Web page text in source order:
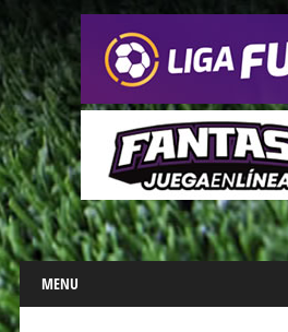
Main menu
Skip
to
content
MENU